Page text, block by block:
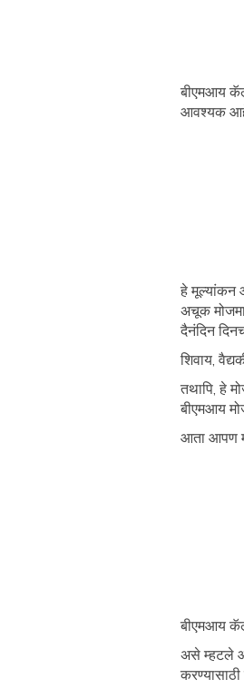
बीएमआय
आवश्यक
हे मूल्यांकन
अचूक
दैनंदिन
शिवाय,
तथापि, हे
बीएमआय
आता आपण
बीएमआय
असे म्हटले